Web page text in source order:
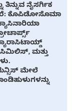
ನೈಸರ್ಗಿಕ
ಕೊಪಿಡೋಸೊಮಾ
ಮತ್ತು
ಮೇಲೆ